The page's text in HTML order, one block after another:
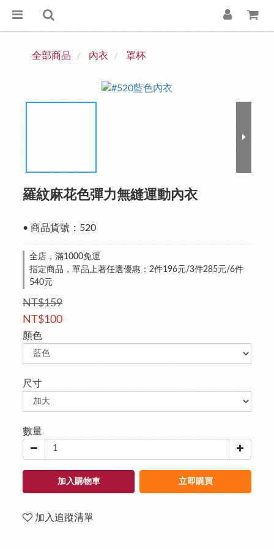
全部商品 內衣 罩杯
羅紋麻花色彈力無縫運動內衣
• 商品貨號：520
全店，滿1000免運
指定商品，單品上著任選優惠：2件196元/3件285元/6件
540元
NT$159
NT$100
顏色
尺寸
數量
加入購物車 立即購買
加入追蹤清單